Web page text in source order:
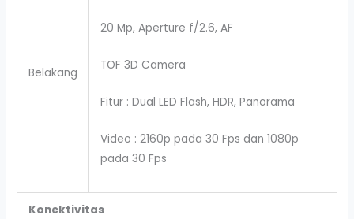
Belakang
20 Mp, Aperture f/2.6, AF
TOF 3D Camera
Fitur : Dual LED Flash, HDR, Panorama
Video : 2160p pada 30 Fps dan 1080p
pada 30 Fps
Konektivitas